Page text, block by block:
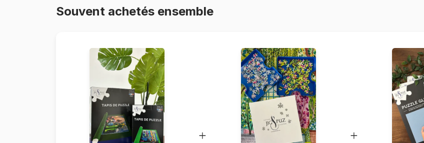
Matière primaire
Souvent achetés ensemble